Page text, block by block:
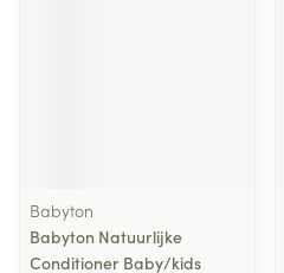
Babyton
Babyton Natuurlijke
Conditioner Baby/kids